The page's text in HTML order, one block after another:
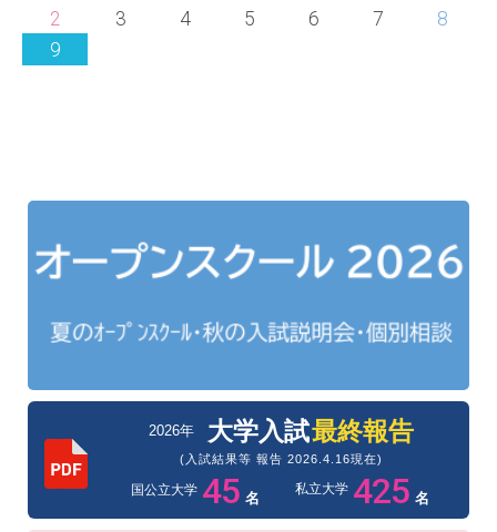
2
3 4 5 6 7
8
9
2026年 大学入試最終報告
(入試結果等 報告 2026.4.16現在)
国公立大学 45 名
私立大学 425 名